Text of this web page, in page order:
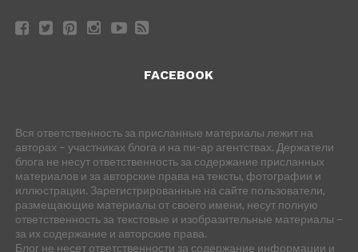
FACEBOOK
Вся ответственность за присланные материалы лежит на
авторах – участниках блога и на пи-ар агентствах. Держатели
блога не несут ответственность за содержание присланных
материалов и за авторские права на тексты, фотографии и
иллюстрации. Зарегистрированные на сайте пользователи,
размещающие материалы от своего имени, несут полную
ответственность за текстовые и изобразительные материалы –
за их содержание и авторские права.
Блог не несет ответственности за содержание информации и